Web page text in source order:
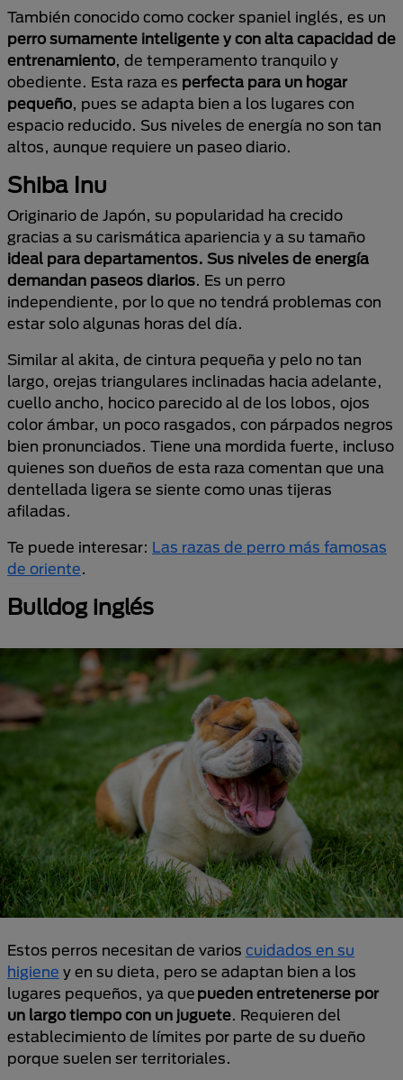
También conocido como cocker spaniel inglés, es un
perro sumamente inteligente y con alta capacidad de
entrenamiento, de temperamento tranquilo y
obediente. Esta raza es perfecta para un hogar
pequeño, pues se adapta bien a los lugares con
espacio reducido. Sus niveles de energía no son tan
altos, aunque requiere un paseo diario.
Shiba Inu
Originario de Japón, su popularidad ha crecido
gracias a su carismática apariencia y a su tamaño
ideal para departamentos. Sus niveles de energía
demandan paseos diarios. Es un perro
independiente, por lo que no tendrá problemas con
estar solo algunas horas del día.
Similar al akita, de cintura pequeña y pelo no tan
largo, orejas triangulares inclinadas hacia adelante,
cuello ancho, hocico parecido al de los lobos, ojos
color ámbar, un poco rasgados, con párpados negros
bien pronunciados. Tiene una mordida fuerte, incluso
quienes son dueños de esta raza comentan que una
dentellada ligera se siente como unas tijeras
afiladas.
Te puede interesar: Las razas de perro más famosas
de oriente.
Bulldog inglés
Estos perros necesitan de varios cuidados en su
higiene y en su dieta, pero se adaptan bien a los
lugares pequeños, ya que pueden entretenerse por
un largo tiempo con un juguete. Requieren del
establecimiento de límites por parte de su dueño
porque suelen ser territoriales.